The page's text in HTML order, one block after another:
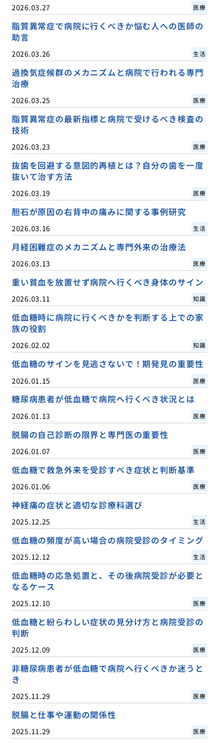
2026.03.27 医療
脂質異常症で病院に行くべきか悩む人への医師の
助言
2026.03.26 生活
過換気症候群のメカニズムと病院で行われる専門
治療
2026.03.25 医療
脂質異常症の最新指標と病院で受けるべき検査の
技術
2026.03.23 医療
抜歯を回避する意図的再植とは？自分の歯を一度
抜いて治す方法
2026.03.19 医療
胆石が原因の右背中の痛みに関する事例研究
2026.03.16 生活
月経困難症のメカニズムと専門外来の治療法
2026.03.13 医療
重い貧血を放置せず病院へ行くべき身体のサイン
2026.03.11 知識
低血糖時に病院に行くべきかを判断する上での家
族の役割
2026.02.02 知識
低血糖のサインを見逃さないで！期発見の重要性
2026.01.15 医療
糖尿病患者が低血糖で病院へ行くべき状況とは
2026.01.13 医療
脱腸の自己診断の限界と専門医の重要性
2026.01.07 医療
低血糖で救急外来を受診すべき症状と判断基準
2026.01.06 医療
神経痛の症状と適切な診療科選び
2025.12.25 生活
低血糖の頻度が高い場合の病院受診のタイミング
2025.12.12 生活
低血糖時の応急処置と、その後病院受診が必要と
なるケース
2025.12.10 医療
低血糖と紛らわしい症状の見分け方と病院受診の
判断
2025.12.09 医療
非糖尿病患者が低血糖で病院へ行くべきか迷うと
き
2025.11.29 医療
脱腸と仕事や運動の関係性
2025.11.29 医療